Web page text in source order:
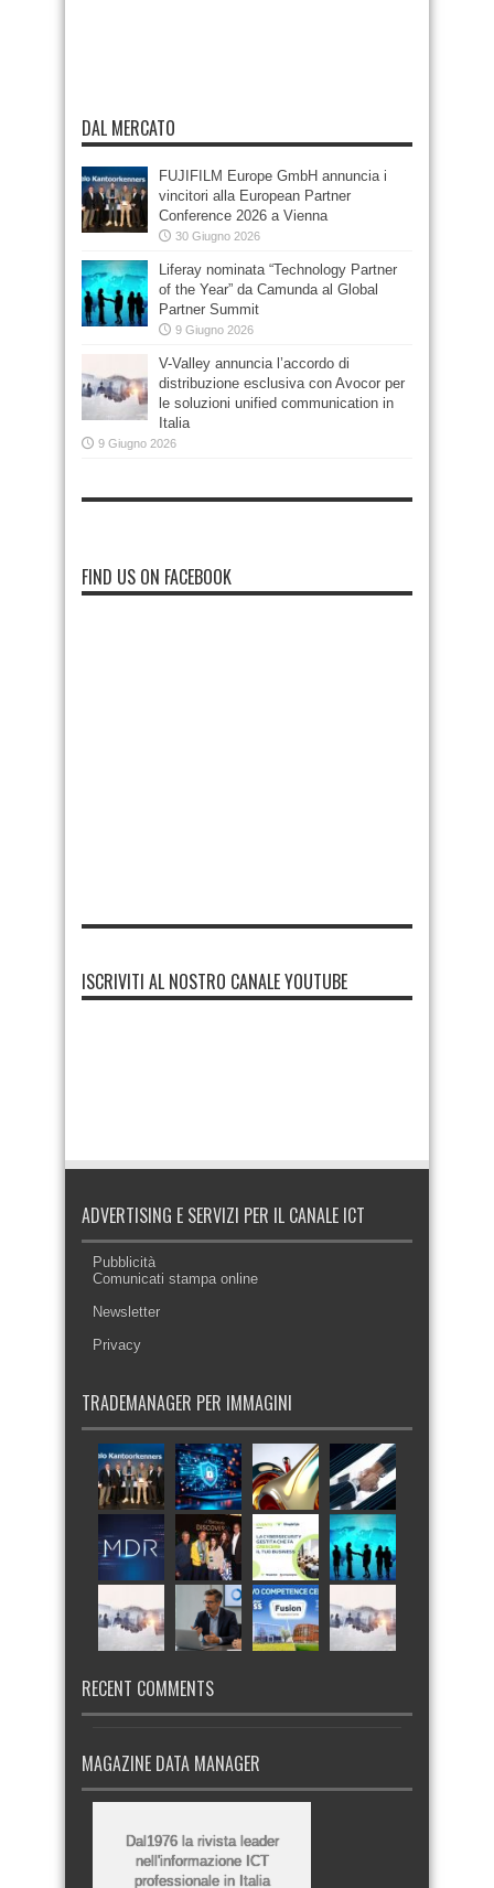
DAL MERCATO
FUJIFILM Europe GmbH annuncia i
vincitori alla European Partner
Conference 2026 a Vienna
30 Giugno 2026
Liferay nominata “Technology Partner
of the Year” da Camunda al Global
Partner Summit
9 Giugno 2026
V-Valley annuncia l’accordo di
distribuzione esclusiva con Avocor per
le soluzioni unified communication in
Italia
9 Giugno 2026
FIND US ON FACEBOOK
ISCRIVITI AL NOSTRO CANALE YOUTUBE
ADVERTISING E SERVIZI PER IL CANALE ICT
Pubblicità
Comunicati stampa online
Newsletter
Privacy
TRADEMANAGER PER IMMAGINI
RECENT COMMENTS
MAGAZINE DATA MANAGER
Dal1976 la rivista leader
nell'informazione ICT
professionale in Italia